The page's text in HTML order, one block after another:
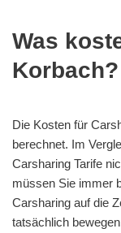
Was
Korbach?
Die Kosten für
berechnet. Im
Carsharing Tarife
müssen Sie immer
Carsharing auf die
tatsächlich